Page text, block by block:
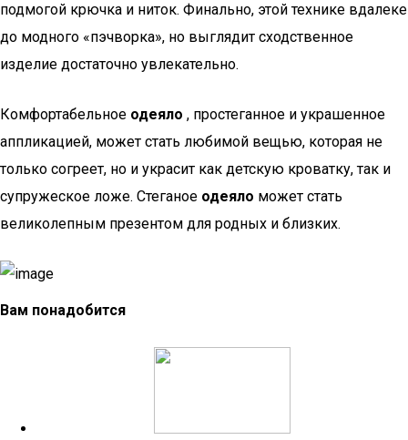
подмогой крючка и ниток. Финально, этой технике вдалеке
до модного «пэчворка», но выглядит сходственное
изделие достаточно увлекательно.
Комфортабельное одеяло , простеганное и украшенное
аппликацией, может стать любимой вещью, которая не
только согреет, но и украсит как детскую кроватку, так и
супружеское ложе. Стеганое одеяло может стать
великолепным презентом для родных и близких.
Вам понадобится